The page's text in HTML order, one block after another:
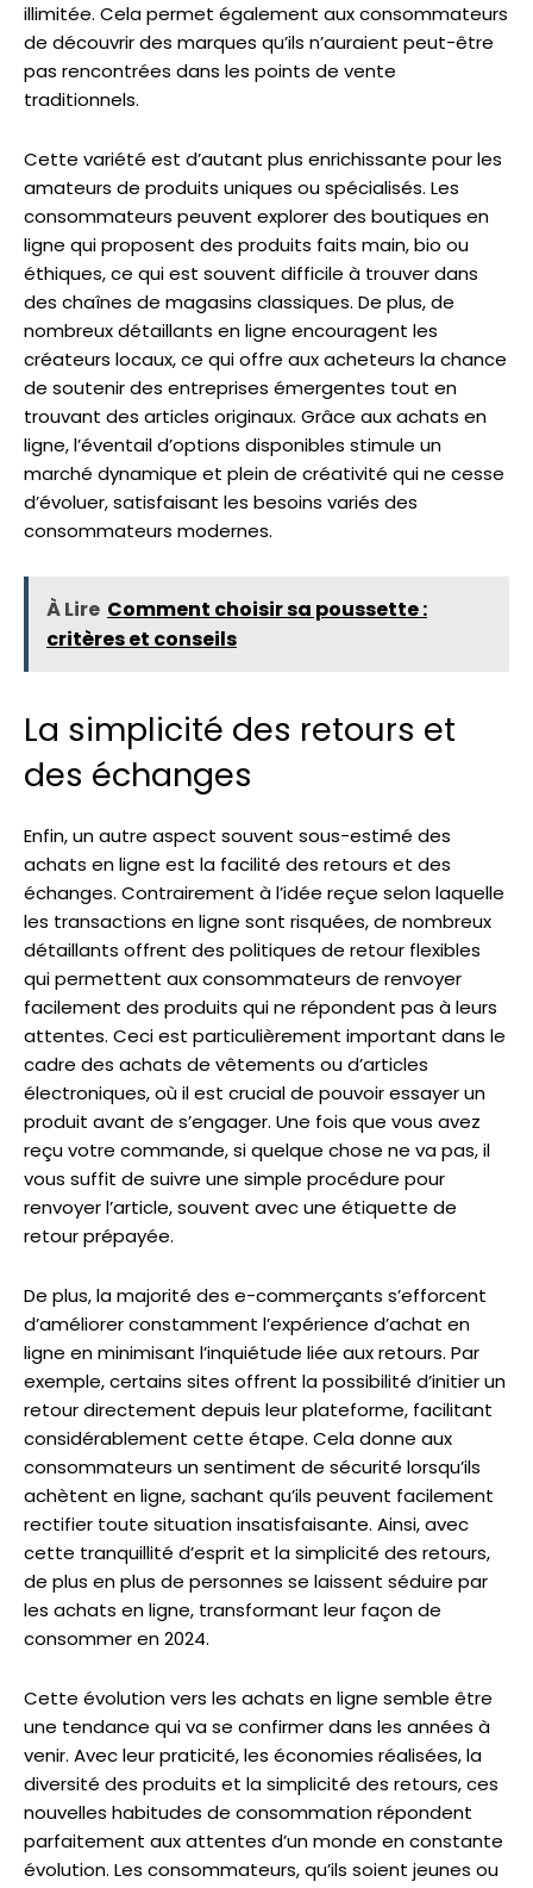
illimitée. Cela permet également aux consommateurs
de découvrir des marques qu’ils n’auraient peut-être
pas rencontrées dans les points de vente
traditionnels.
Cette variété est d’autant plus enrichissante pour les
amateurs de produits uniques ou spécialisés. Les
consommateurs peuvent explorer des boutiques en
ligne qui proposent des produits faits main, bio ou
éthiques, ce qui est souvent difficile à trouver dans
des chaînes de magasins classiques. De plus, de
nombreux détaillants en ligne encouragent les
créateurs locaux, ce qui offre aux acheteurs la chance
de soutenir des entreprises émergentes tout en
trouvant des articles originaux. Grâce aux achats en
ligne, l’éventail d’options disponibles stimule un
marché dynamique et plein de créativité qui ne cesse
d’évoluer, satisfaisant les besoins variés des
consommateurs modernes.
À Lire Comment choisir sa poussette :
critères et conseils
La simplicité des retours et
des échanges
Enfin, un autre aspect souvent sous-estimé des
achats en ligne est la facilité des retours et des
échanges. Contrairement à l’idée reçue selon laquelle
les transactions en ligne sont risquées, de nombreux
détaillants offrent des politiques de retour flexibles
qui permettent aux consommateurs de renvoyer
facilement des produits qui ne répondent pas à leurs
attentes. Ceci est particulièrement important dans le
cadre des achats de vêtements ou d’articles
électroniques, où il est crucial de pouvoir essayer un
produit avant de s’engager. Une fois que vous avez
reçu votre commande, si quelque chose ne va pas, il
vous suffit de suivre une simple procédure pour
renvoyer l’article, souvent avec une étiquette de
retour prépayée.
De plus, la majorité des e-commerçants s’efforcent
d’améliorer constamment l’expérience d’achat en
ligne en minimisant l’inquiétude liée aux retours. Par
exemple, certains sites offrent la possibilité d’initier un
retour directement depuis leur plateforme, facilitant
considérablement cette étape. Cela donne aux
consommateurs un sentiment de sécurité lorsqu’ils
achètent en ligne, sachant qu’ils peuvent facilement
rectifier toute situation insatisfaisante. Ainsi, avec
cette tranquillité d’esprit et la simplicité des retours,
de plus en plus de personnes se laissent séduire par
les achats en ligne, transformant leur façon de
consommer en 2024.
Cette évolution vers les achats en ligne semble être
une tendance qui va se confirmer dans les années à
venir. Avec leur praticité, les économies réalisées, la
diversité des produits et la simplicité des retours, ces
nouvelles habitudes de consommation répondent
parfaitement aux attentes d’un monde en constante
évolution. Les consommateurs, qu’ils soient jeunes ou